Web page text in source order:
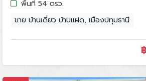
พื้นที่ 54 ตรว.
ขาย บ้านเดี่ยว บ้านแฝด, เมืองปทุมธานี
฿